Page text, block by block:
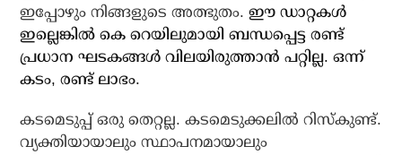
ഇപ്പോഴും നിങ്ങളുടെ അത്ഭുതം.ഈ ഡാറ്റകള്‍
ഇല്ലെങ്കില്‍ കെ റെയിലുമായി ബന്ധപ്പെട്ട രണ്ട്
പ്രധാന ഘടകങ്ങള്‍ വിലയിരുത്താന്‍ പറ്റില്ല. ഒന്ന്
കടം, രണ്ട് ലാഭം.
കടമെടുപ്പ് ഒരു തെറ്റല്ല. കടമെടുക്കലില്‍ റിസ്‌കുണ്ട്.
വ്യക്തിയായാലും സ്ഥാപനമായാലും